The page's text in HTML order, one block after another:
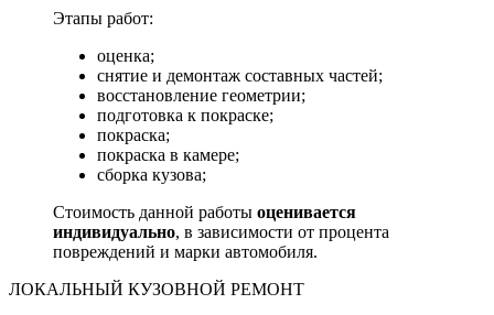
Этапы работ:
оценка;
снятие и демонтаж составных частей;
восстановление геометрии;
подготовка к покраске;
покраска;
покраска в камере;
сборка кузова;
Стоимость данной работы оценивается
индивидуально, в зависимости от процента
повреждений и марки автомобиля.
ЛОКАЛЬНЫЙ КУЗОВНОЙ РЕМОНТ